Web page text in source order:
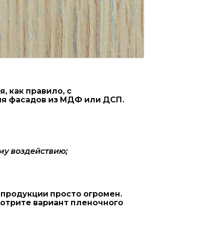
как правило, с
фасадов из МДФ или ДСП.
воздействию;
просто огромен.
вариант пленочного